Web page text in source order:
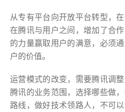
从专有平台向开放平台转型，
在腾讯与用户之间，增加了合
的力量赢取用户的满意，必须
户的价值。
运营模式的改变，需要腾讯调
腾讯的业务范围，选择哪些做
路线，做好技术领路人，不可